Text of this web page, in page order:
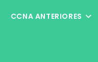
CCNA ANTERIORES